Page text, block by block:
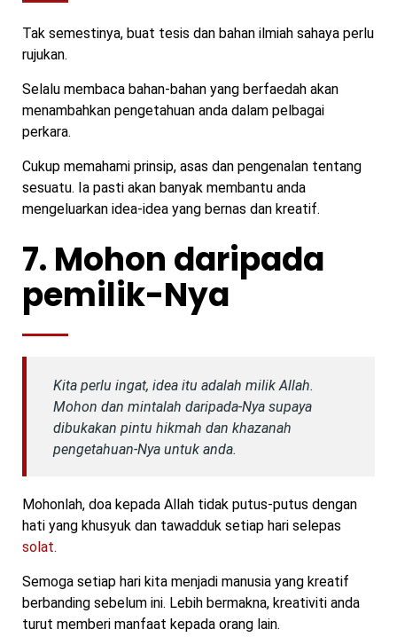
Tak semestinya, buat tesis dan bahan ilmiah sahaya perlu
rujukan.
Selalu membaca bahan-bahan yang berfaedah akan
menambahkan pengetahuan anda dalam pelbagai
perkara.
Cukup memahami prinsip, asas dan pengenalan tentang
sesuatu. Ia pasti akan banyak membantu anda
mengeluarkan idea-idea yang bernas dan kreatif.
7. Mohon daripada
pemilik-Nya
Kita perlu ingat, idea itu adalah milik Allah.
Mohon dan mintalah daripada-Nya supaya
dibukakan pintu hikmah dan khazanah
pengetahuan-Nya untuk anda.
Mohonlah, doa kepada Allah tidak putus-putus dengan
hati yang khusyuk dan tawadduk setiap hari selepas
solat.
Semoga setiap hari kita menjadi manusia yang kreatif
berbanding sebelum ini. Lebih bermakna, kreativiti anda
turut memberi manfaat kepada orang lain.